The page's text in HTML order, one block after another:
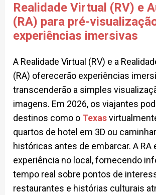
Realidade Virtual (RV) e
(RA) para pré-
experiências imersivas
A Realidade Virtual (RV) e a
(RA) oferecerão experiências
transcenderão a simples
imagens. Em 2026, os viajantes
destinos como o Texas
quartos de hotel em 3D ou
históricas antes de embarcar. A RA
experiência no local, fornecendo
tempo real sobre pontos de
restaurantes e histórias culturais